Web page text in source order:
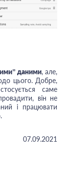
даними, але,
цього. Добре,
саме
він не
і працювати
07.09.2021